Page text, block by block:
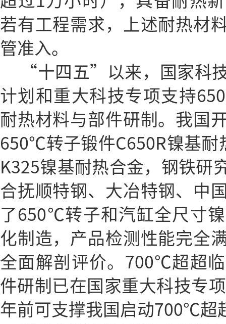
若有工程需求，上述耐热材
管准入。
“十四五”以来，国家科
计划和重大科技专项支持
耐热材料与部件研制。我国
650℃转子锻件C650R镍基
K325镍基耐热合金，钢铁研
合抚顺特钢、大冶特钢、中
了650℃转子和汽缸全尺寸
化制造，产品检测性能完全
全面解剖评价。700℃超超
件研制已在国家重大科技专
年前可支撑我国启动700℃超